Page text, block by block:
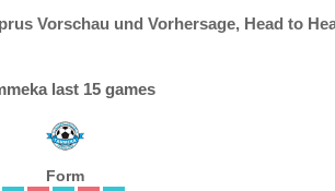
Vorschau und Vorhersage, Head to
last 15 games
Form